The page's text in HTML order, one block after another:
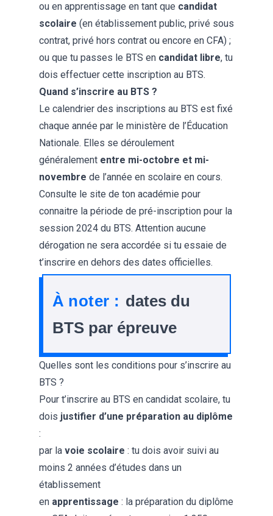
ou en apprentissage en tant que candidat
scolaire (en établissement public, privé sous
contrat, privé hors contrat ou encore en CFA) ;
ou que tu passes le BTS en candidat libre, tu
dois effectuer cette inscription au BTS.
Quand s’inscrire au BTS ?
Le calendrier des inscriptions au BTS est fixé
chaque année par le ministère de l’Éducation
Nationale. Elles se déroulement
généralement entre mi-octobre et mi-
novembre de l’année en scolaire en cours.
Consulte le site de ton académie pour
connaitre la période de pré-inscription pour la
session 2024 du BTS. Attention aucune
dérogation ne sera accordée si tu essaie de
t’inscrire en dehors des dates officielles.
À noter : dates du
BTS par épreuve
Quelles sont les conditions pour s’inscrire au
BTS ?
Pour t’inscrire au BTS en candidat scolaire, tu
dois justifier d’une préparation au diplôme
:
par la voie scolaire : tu dois avoir suivi au
moins 2 années d’études dans un
établissement
en apprentissage : la préparation du diplôme